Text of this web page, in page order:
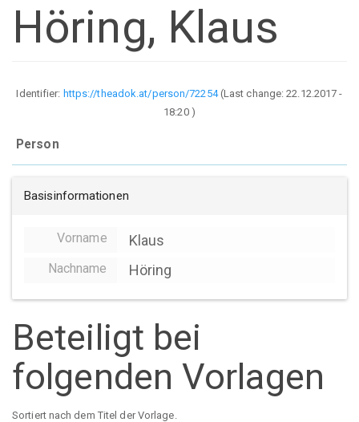
Höring, Klaus
Identifier: https://theadok.at/person/72254(Last change:22.12.2017 -
18:20)
Person
Basisinformationen
Vorname Klaus
Nachname Höring
Beteiligt bei
folgenden Vorlagen
Sortiert nach dem Titel der Vorlage.